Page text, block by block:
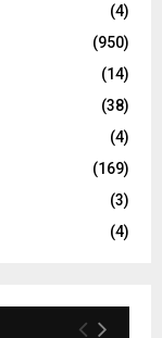
(4)
(950)
(14)
(38)
(4)
(169)
(3)
(4)